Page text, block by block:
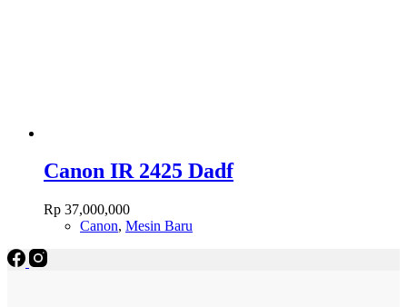
Canon IR 2425 Dadf
Rp 37,000,000
Canon, Mesin Baru